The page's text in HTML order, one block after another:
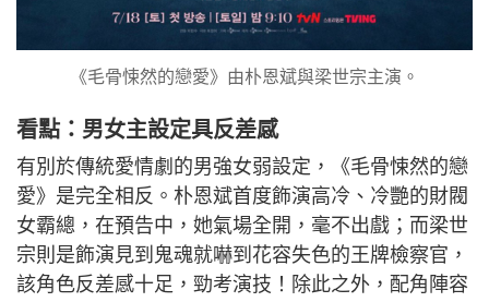
《毛骨悚然的戀愛》由朴恩斌與梁世宗主演。
看點：男女主設定具反差感
有別於傳統愛情劇的男強女弱設定，《毛骨悚然的戀
愛》是完全相反。朴恩斌首度飾演高冷、冷艷的財閥
女霸總，在預告中，她氣場全開，毫不出戲；而梁世
宗則是飾演見到鬼魂就嚇到花容失色的王牌檢察官，
該角色反差感十足，勁考演技！除此之外，配角陣容